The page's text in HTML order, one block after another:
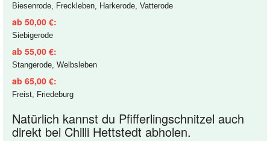
Biesenrode, Freckleben, Harkerode, Vatterode
ab 50,00 €:
Siebigerode
ab 55,00 €:
Stangerode, Welbsleben
ab 65,00 €:
Freist, Friedeburg
Natürlich kannst du Pfifferlingschnitzel auch
direkt bei Chilli Hettstedt abholen.